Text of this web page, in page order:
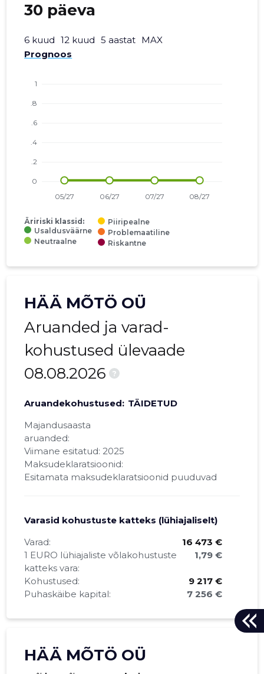
30 päeva
6 kuud 12 kuud 5 aastat MAX
Prognoos
Äririski klassid:
Usaldusväärne
Neutraalne
Piiripealne
Problemaatiline
Riskantne
HÄÄ MÕTÖ OÜ
Aruanded ja varad-
kohustused ülevaade
08.08.2026
?
Aruandekohustused: TÄIDETUD
Majandusaasta
aruanded:
Viimane esitatud: 2025
Maksudeklaratsioonid:
Esitamata maksudeklaratsioonid puuduvad
Varasid kohustuste katteks (lühiajaliselt)
Varad:
16 473 €
1 EURO lühiajaliste võlakohustuste
katteks vara:
1,79 €
Kohustused:
9 217 €
Puhaskäibe kapital:
7 256 €
HÄÄ MÕTÖ OÜ